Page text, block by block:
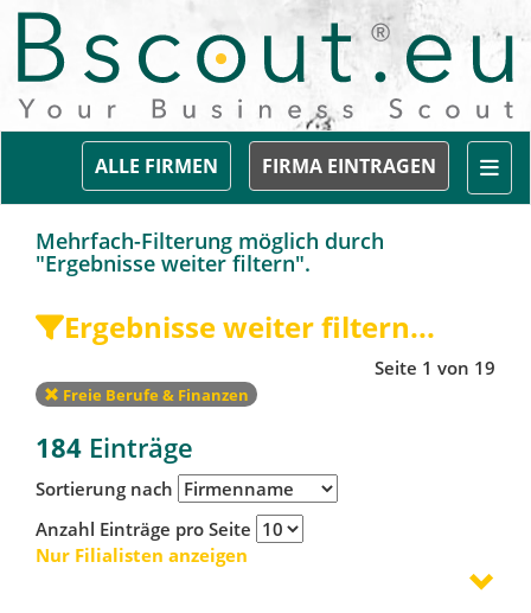
FIRMA EINTRAGEN
ALLE FIRMEN
Mehrfach-Filterung möglich durch
"Ergebnisse weiter filtern".
Ergebnisse weiter filtern...
Seite 1 von 19
Freie Berufe & Finanzen
184 Einträge
Sortierung nach
Anzahl Einträge pro Seite
Nur Filialisten anzeigen